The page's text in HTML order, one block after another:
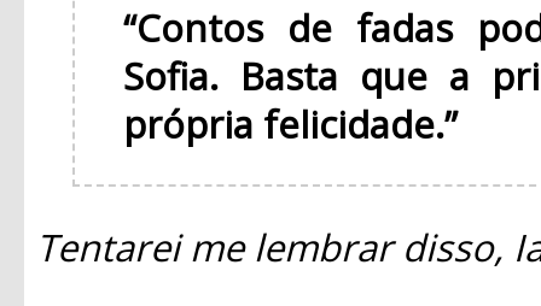
“Contos de fadas
Sofia. Basta que a
própria felicidade.”
Tentarei me lembrar disso,